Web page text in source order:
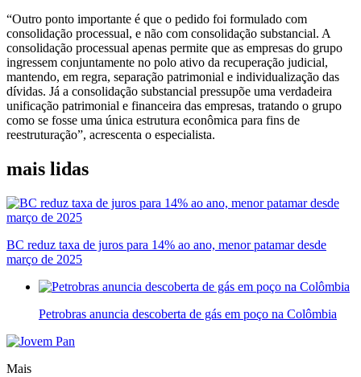
“Outro ponto importante é que o pedido foi formulado com
consolidação processual, e não com consolidação substancial. A
consolidação processual apenas permite que as empresas do grupo
ingressem conjuntamente no polo ativo da recuperação judicial,
mantendo, em regra, separação patrimonial e individualização das
dívidas. Já a consolidação substancial pressupõe uma verdadeira
unificação patrimonial e financeira das empresas, tratando o grupo
como se fosse uma única estrutura econômica para fins de
reestruturação”, acrescenta o especialista.
mais lidas
BC reduz taxa de juros para 14% ao ano, menor patamar desde
março de 2025
Petrobras anuncia descoberta de gás em poço na Colômbia
Mais